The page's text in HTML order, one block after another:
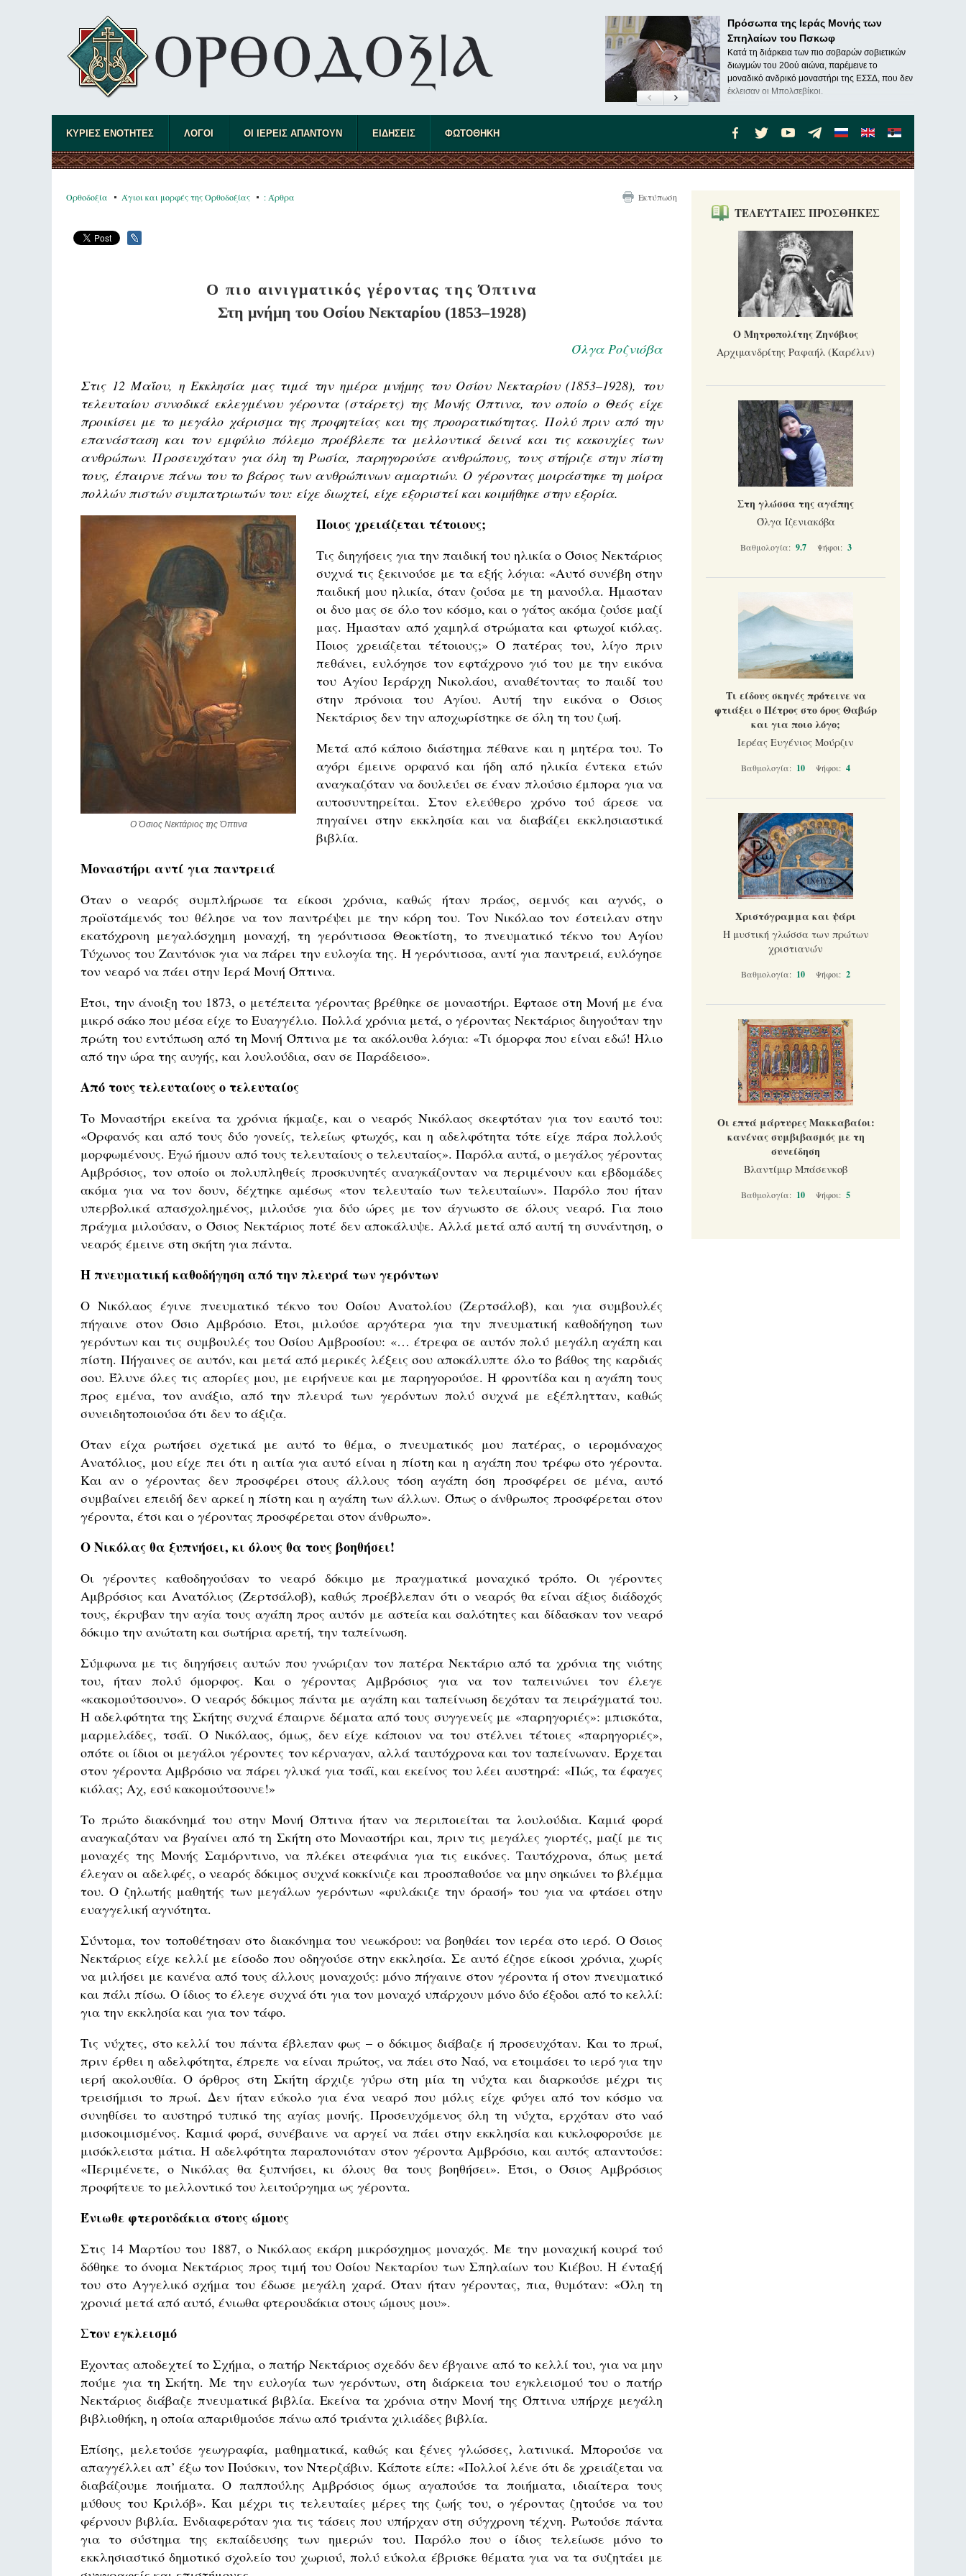
Πρόσωπα της Ιεράς Μονής των
Σπηλαίων του Πσκωφ
Κατά τη διάρκεια των πιο σοβαρών σοβιετικών
διωγμών του 20ού αιώνα, παρέμεινε το
μοναδικό ανδρικό μοναστήρι της ΕΣΣΔ, που δεν
έκλεισαν οι Μπολσεβίκοι.
ΚΥΡΙΕΣ ΕΝΟΤΗΤΕΣ ΛΟΓΟΙ ΟΙ ΙΕΡΕΙΣ ΑΠΑΝΤΟΥΝ ΕΙΔΗΣΕΙΣ ΦΩΤΟΘΗΚΗ
Ορθοδοξία Άγιοι και μορφές της Ορθοδοξίας : Άρθρα Εκτύπωση
Ο πιο αινιγματικός γέροντας της Όπτινα
Στη μνήμη του Οσίου Νεκταρίου (1853–1928)
Όλγα Ροζνιόβα
Στις 12 Μαΐου, η Εκκλησία μας τιμά την ημέρα μνήμης του Οσίου Νεκταρίου (1853–1928), του
τελευταίου συνοδικά εκλεγμένου γέροντα (στάρετς) της Μονής Όπτινα, τον οποίο ο Θεός είχε
προικίσει με το μεγάλο χάρισμα της προφητείας και της προορατικότητας. Πολύ πριν από την
επανάσταση και τον εμφύλιο πόλεμο προέβλεπε τα μελλοντικά δεινά και τις κακουχίες των
ανθρώπων. Προσευχόταν για όλη τη Ρωσία, παρηγορούσε ανθρώπους, τους στήριζε στην πίστη
τους, έπαιρνε πάνω του το βάρος των ανθρώπινων αμαρτιών. Ο γέροντας μοιράστηκε τη μοίρα
πολλών πιστών συμπατριωτών του: είχε διωχτεί, είχε εξοριστεί και κοιμήθηκε στην εξορία.
Ο Όσιος Νεκτάριος της Όπτινα
Ποιος χρειάζεται τέτοιους;
Τις διηγήσεις για την παιδική του ηλικία ο Όσιος Νεκτάριος
συχνά τις ξεκινούσε με τα εξής λόγια: «Αυτό συνέβη στην
παιδική μου ηλικία, όταν ζούσα με τη μανούλα. Ήμασταν
οι δυο μας σε όλο τον κόσμο, και ο γάτος ακόμα ζούσε μαζί
μας. Ήμασταν από χαμηλά στρώματα και φτωχοί κιόλας.
Ποιος χρειάζεται τέτοιους;» Ο πατέρας του, λίγο πριν
πεθάνει, ευλόγησε τον εφτάχρονο γιό του με την εικόνα
του Αγίου Ιεράρχη Νικολάου, αναθέτοντας το παιδί του
στην πρόνοια του Αγίου. Αυτή την εικόνα ο Όσιος
Νεκτάριος δεν την αποχωρίστηκε σε όλη τη του ζωή.
Μετά από κάποιο διάστημα πέθανε και η μητέρα του. Το
αγόρι έμεινε ορφανό και ήδη από ηλικία έντεκα ετών
αναγκαζόταν να δουλεύει σε έναν πλούσιο έμπορα για να
αυτοσυντηρείται. Στον ελεύθερο χρόνο τού άρεσε να
πηγαίνει στην εκκλησία και να διαβάζει εκκλησιαστικά
βιβλία.
Μοναστήρι αντί για παντρειά
Όταν ο νεαρός συμπλήρωσε τα είκοσι χρόνια, καθώς ήταν πράος, σεμνός και αγνός, ο
προϊστάμενός του θέλησε να τον παντρέψει με την κόρη του. Τον Νικόλαο τον έστειλαν στην
εκατόχρονη μεγαλόσχημη μοναχή, τη γερόντισσα Θεοκτίστη, το πνευματικό τέκνο του Αγίου
Τύχωνος του Ζαντόνσκ για να πάρει την ευλογία της. Η γερόντισσα, αντί για παντρειά, ευλόγησε
τον νεαρό να πάει στην Ιερά Μονή Όπτινα.
Έτσι, την άνοιξη του 1873, ο μετέπειτα γέροντας βρέθηκε σε μοναστήρι. Έφτασε στη Μονή με ένα
μικρό σάκο που μέσα είχε το Ευαγγέλιο. Πολλά χρόνια μετά, ο γέροντας Νεκτάριος διηγούταν την
πρώτη του εντύπωση από τη Μονή Όπτινα με τα ακόλουθα λόγια: «Τι όμορφα που είναι εδώ! Ήλιο
από την ώρα της αυγής, και λουλούδια, σαν σε Παράδεισο».
Από τους τελευταίους ο τελευταίος
Το Μοναστήρι εκείνα τα χρόνια ήκμαζε, και ο νεαρός Νικόλαος σκεφτόταν για τον εαυτό του:
«Ορφανός και από τους δύο γονείς, τελείως φτωχός, και η αδελφότητα τότε είχε πάρα πολλούς
μορφωμένους. Εγώ ήμουν από τους τελευταίους ο τελευταίος». Παρόλα αυτά, ο μεγάλος γέροντας
Αμβρόσιος, τον οποίο οι πολυπληθείς προσκυνητές αναγκάζονταν να περιμένουν και εβδομάδες
ακόμα για να τον δουν, δέχτηκε αμέσως «τον τελευταίο των τελευταίων». Παρόλο που ήταν
υπερβολικά απασχολημένος, μιλούσε για δύο ώρες με τον άγνωστο σε όλους νεαρό. Για ποιο
πράγμα μιλούσαν, ο Όσιος Νεκτάριος ποτέ δεν αποκάλυψε. Αλλά μετά από αυτή τη συνάντηση, ο
νεαρός έμεινε στη σκήτη για πάντα.
Η πνευματική καθοδήγηση από την πλευρά των γερόντων
Ο Νικόλαος έγινε πνευματικό τέκνο του Οσίου Ανατολίου (Ζερτσάλοβ), και για συμβουλές
πήγαινε στον Όσιο Αμβρόσιο. Έτσι, μιλούσε αργότερα για την πνευματική καθοδήγηση των
γερόντων και τις συμβουλές του Οσίου Αμβροσίου: «… έτρεφα σε αυτόν πολύ μεγάλη αγάπη και
πίστη. Πήγαινες σε αυτόν, και μετά από μερικές λέξεις σου αποκάλυπτε όλο το βάθος της καρδιάς
σου. Έλυνε όλες τις απορίες μου, με ειρήνευε και με παρηγορούσε. Η φροντίδα και η αγάπη τους
προς εμένα, τον ανάξιο, από την πλευρά των γερόντων πολύ συχνά με εξέπλητταν, καθώς
συνειδητοποιούσα ότι δεν το άξιζα.
Όταν είχα ρωτήσει σχετικά με αυτό το θέμα, ο πνευματικός μου πατέρας, ο ιερομόναχος
Ανατόλιος, μου είχε πει ότι η αιτία για αυτό είναι η πίστη και η αγάπη που τρέφω στο γέροντα.
Και αν ο γέροντας δεν προσφέρει στους άλλους τόση αγάπη όση προσφέρει σε μένα, αυτό
συμβαίνει επειδή δεν αρκεί η πίστη και η αγάπη των άλλων. Όπως ο άνθρωπος προσφέρεται στον
γέροντα, έτσι και ο γέροντας προσφέρεται στον άνθρωπο».
Ο Νικόλας θα ξυπνήσει, κι όλους θα τους βοηθήσει!
Οι γέροντες καθοδηγούσαν το νεαρό δόκιμο με πραγματικά μοναχικό τρόπο. Οι γέροντες
Αμβρόσιος και Ανατόλιος (Ζερτσάλοβ), καθώς προέβλεπαν ότι ο νεαρός θα είναι άξιος διάδοχός
τους, έκρυβαν την αγία τους αγάπη προς αυτόν με αστεία και σαλότητες και δίδασκαν τον νεαρό
δόκιμο την ανώτατη και σωτήρια αρετή, την ταπείνωση.
Σύμφωνα με τις διηγήσεις αυτών που γνώριζαν τον πατέρα Νεκτάριο από τα χρόνια της νιότης
του, ήταν πολύ όμορφος. Και ο γέροντας Αμβρόσιος για να τον ταπεινώνει τον έλεγε
«κακομούτσουνο». Ο νεαρός δόκιμος πάντα με αγάπη και ταπείνωση δεχόταν τα πειράγματά του.
Η αδελφότητα της Σκήτης συχνά έπαιρνε δέματα από τους συγγενείς με «παρηγοριές»: μπισκότα,
μαρμελάδες, τσάϊ. Ο Νικόλαος, όμως, δεν είχε κάποιον να του στέλνει τέτοιες «παρηγοριές»,
οπότε οι ίδιοι οι μεγάλοι γέροντες τον κέρναγαν, αλλά ταυτόχρονα και τον ταπείνωναν. Έρχεται
στον γέροντα Αμβρόσιο να πάρει γλυκά για τσάϊ, και εκείνος του λέει αυστηρά: «Πώς, τα έφαγες
κιόλας; Αχ, εσύ κακομούτσουνε!»
Το πρώτο διακόνημά του στην Μονή Όπτινα ήταν να περιποιείται τα λουλούδια. Καμιά φορά
αναγκαζόταν να βγαίνει από τη Σκήτη στο Μοναστήρι και, πριν τις μεγάλες γιορτές, μαζί με τις
μοναχές της Μονής Σαμόρντινο, να πλέκει στεφάνια για τις εικόνες. Ταυτόχρονα, όπως μετά
έλεγαν οι αδελφές, ο νεαρός δόκιμος συχνά κοκκίνιζε και προσπαθούσε να μην σηκώνει το βλέμμα
του. Ο ζηλωτής μαθητής των μεγάλων γερόντων «φυλάκιζε την όρασή» του για να φτάσει στην
ευαγγελική αγνότητα.
Σύντομα, τον τοποθέτησαν στο διακόνημα του νεωκόρου: να βοηθάει τον ιερέα στο ιερό. Ο Όσιος
Νεκτάριος είχε κελλί με είσοδο που οδηγούσε στην εκκλησία. Σε αυτό έζησε είκοσι χρόνια, χωρίς
να μιλήσει με κανένα από τους άλλους μοναχούς: μόνο πήγαινε στον γέροντα ή στον πνευματικό
και πάλι πίσω. Ο ίδιος το έλεγε συχνά ότι για τον μοναχό υπάρχουν μόνο δύο έξοδοι από το κελλί:
για την εκκλησία και για τον τάφο.
Τις νύχτες, στο κελλί του πάντα έβλεπαν φως – ο δόκιμος διάβαζε ή προσευχόταν. Και το πρωί,
πριν έρθει η αδελφότητα, έπρεπε να είναι πρώτος, να πάει στο Ναό, να ετοιμάσει το ιερό για την
ιερή ακολουθία. Ο όρθρος στη Σκήτη άρχιζε γύρω στη μία τη νύχτα και διαρκούσε μέχρι τις
τρεισήμισι το πρωί. Δεν ήταν εύκολο για ένα νεαρό που μόλις είχε φύγει από τον κόσμο να
συνηθίσει το αυστηρό τυπικό της αγίας μονής. Προσευχόμενος όλη τη νύχτα, ερχόταν στο ναό
μισοκοιμισμένος. Καμιά φορά, συνέβαινε να αργεί να πάει στην εκκλησία και κυκλοφορούσε με
μισόκλειστα μάτια. Η αδελφότητα παραπονιόταν στον γέροντα Αμβρόσιο, και αυτός απαντούσε:
«Περιμένετε, ο Νικόλας θα ξυπνήσει, κι όλους θα τους βοηθήσει». Έτσι, ο Όσιος Αμβρόσιος
προφήτευε το μελλοντικό του λειτούργημα ως γέροντα.
Ένιωθε φτερουδάκια στους ώμους
Στις 14 Μαρτίου του 1887, ο Νικόλαος εκάρη μικρόσχημος μοναχός. Με την μοναχική κουρά τού
δόθηκε το όνομα Νεκτάριος προς τιμή του Οσίου Νεκταρίου των Σπηλαίων του Κιέβου. Η ένταξή
του στο Αγγελικό σχήμα του έδωσε μεγάλη χαρά. Όταν ήταν γέροντας, πια, θυμόταν: «Όλη τη
χρονιά μετά από αυτό, ένιωθα φτερουδάκια στους ώμους μου».
Στον εγκλεισμό
Έχοντας αποδεχτεί το Σχήμα, ο πατήρ Νεκτάριος σχεδόν δεν έβγαινε από το κελλί του, για να μην
πούμε για τη Σκήτη. Με την ευλογία των γερόντων, στη διάρκεια του εγκλεισμού του ο πατήρ
Νεκτάριος διάβαζε πνευματικά βιβλία. Εκείνα τα χρόνια στην Μονή της Όπτινα υπήρχε μεγάλη
βιβλιοθήκη, η οποία απαριθμούσε πάνω από τριάντα χιλιάδες βιβλία.
Επίσης, μελετούσε γεωγραφία, μαθηματικά, καθώς και ξένες γλώσσες, λατινικά. Μπορούσε να
απαγγέλλει απ’ έξω τον Πούσκιν, τον Ντερζάβιν. Κάποτε είπε: «Πολλοί λένε ότι δε χρειάζεται να
διαβάζουμε ποιήματα. Ο παππούλης Αμβρόσιος όμως αγαπούσε τα ποιήματα, ιδιαίτερα τους
μύθους του Κριλόβ». Και μέχρι τις τελευταίες μέρες της ζωής του, ο γέροντας ζητούσε να του
φέρνουν βιβλία. Ενδιαφερόταν για τις τάσεις που υπήρχαν στη σύγχρονη τέχνη. Ρωτούσε πάντα
για το σύστημα της εκπαίδευσης των ημερών του. Παρόλο που ο ίδιος τελείωσε μόνο το
εκκλησιαστικό δημοτικό σχολείο του χωριού, πολύ εύκολα έβρισκε θέματα για να τα συζητάει με
ΤΕΛΕΥΤΑΙΕΣ ΠΡΟΣΘΗΚΕΣ
Ο Μητροπολίτης Ζηνόβιος
Αρχιμανδρίτης Ραφαήλ (Καρέλιν)
Στη γλώσσα της αγάπης
Όλγα Ιζενιακόβα
Βαθμολογία: 9.7 Ψήφοι: 3
Τι είδους σκηνές πρότεινε να
φτιάξει ο Πέτρος στο όρος Θαβώρ
και για ποιο λόγο;
Ιερέας Ευγένιος Μούρζιν
Βαθμολογία: 10 Ψήφοι: 4
Χριστόγραμμα και ψάρι
Η μυστική γλώσσα των πρώτων
χριστιανών
Βαθμολογία: 10 Ψήφοι: 2
Οι επτά μάρτυρες Μακκαβαίοι:
κανένας συμβιβασμός με τη
συνείδηση
Βλαντίμιρ Μπάσενκοβ
Βαθμολογία: 10 Ψήφοι: 5